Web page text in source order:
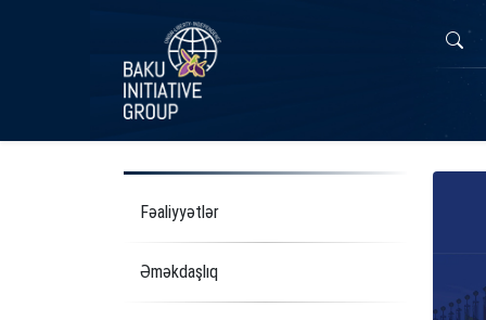
Fəaliyyətlər
Əməkdaşlıq